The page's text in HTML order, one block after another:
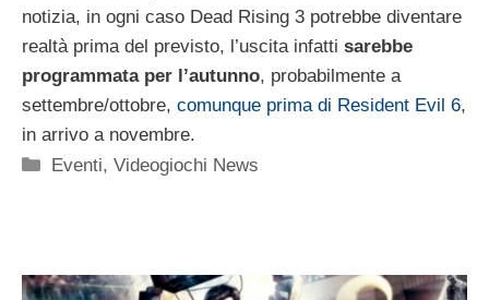
notizia, in ogni caso Dead Rising 3 potrebbe diventare
realtà prima del previsto, l’uscita infatti sarebbe
programmata per l’autunno, probabilmente a
settembre/ottobre, comunque prima di Resident Evil 6,
in arrivo a novembre.
Categorie
Eventi,Videogiochi News